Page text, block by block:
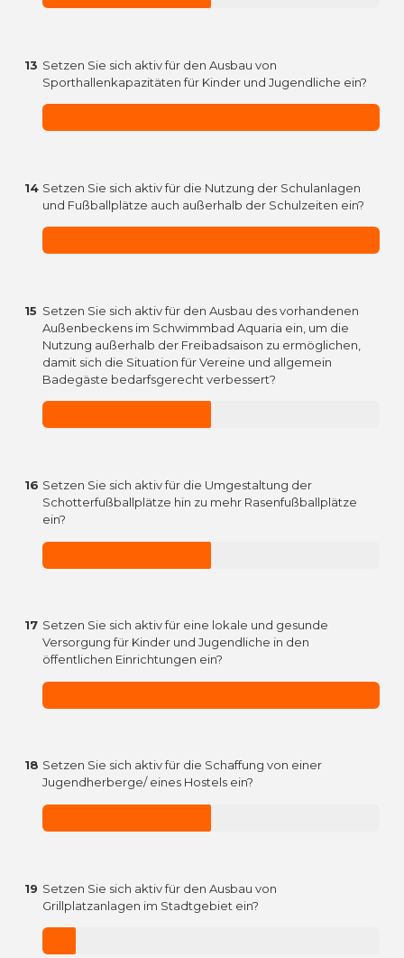
13 Setzen Sie sich aktiv für den Ausbau von
Sporthallenkapazitäten für Kinder und Jugendliche ein?
14 Setzen Sie sich aktiv für die Nutzung der Schulanlagen
und Fußballplätze auch außerhalb der Schulzeiten ein?
15 Setzen Sie sich aktiv für den Ausbau des vorhandenen
Außenbeckens im Schwimmbad Aquaria ein, um die
Nutzung außerhalb der Freibadsaison zu ermöglichen,
damit sich die Situation für Vereine und allgemein
Badegäste bedarfsgerecht verbessert?
16 Setzen Sie sich aktiv für die Umgestaltung der
Schotterfußballplätze hin zu mehr Rasenfußballplätze
ein?
17 Setzen Sie sich aktiv für eine lokale und gesunde
Versorgung für Kinder und Jugendliche in den
öffentlichen Einrichtungen ein?
18 Setzen Sie sich aktiv für die Schaffung von einer
Jugendherberge/ eines Hostels ein?
19 Setzen Sie sich aktiv für den Ausbau von
Grillplatzanlagen im Stadtgebiet ein?